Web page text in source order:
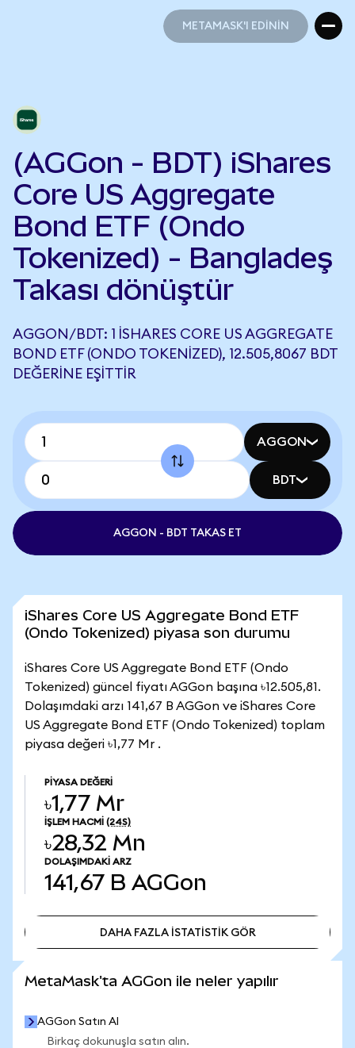
METAMASK'I EDİNİN
(AGGon - BDT) iShares
Core US Aggregate
Bond ETF (Ondo
Tokenized) - Bangladeş
Takası dönüştür
AGGON/BDT: 1 ISHARES CORE US AGGREGATE
BOND ETF (ONDO TOKENIZED), 12.505,8067 BDT
DEĞERINE EŞITTIR
AGGON
BDT
AGGON - BDT TAKAS ET
iShares Core US Aggregate Bond ETF
(Ondo Tokenized) piyasa son durumu
iShares Core US Aggregate Bond ETF (Ondo
Tokenized) güncel fiyatı AGGon başına ৳12.505,81.
Dolaşımdaki arzı 141,67 B AGGon ve iShares Core
US Aggregate Bond ETF (Ondo Tokenized) toplam
piyasa değeri ৳1,77 Mr .
PIYASA DEĞERI
৳1,77 Mr
İŞLEM HACMI (24S)
৳28,32 Mn
DOLAŞIMDAKI ARZ
141,67 B AGGon
DAHA FAZLA İSTATİSTİK GÖR
MetaMask'ta AGGon ile neler yapılır
AGGon Satın Al
Birkaç dokunuşla satın alın.